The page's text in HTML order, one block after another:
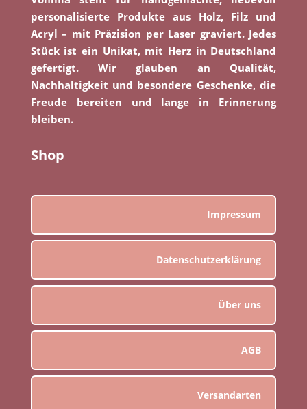
personalisierte Produkte aus Holz, Filz und
Acryl – mit Präzision per Laser graviert. Jedes
Stück ist ein Unikat, mit Herz in Deutschland
gefertigt. Wir glauben an Qualität,
Nachhaltigkeit und besondere Geschenke, die
Freude bereiten und lange in Erinnerung
bleiben.
Shop
Impressum
Datenschutzerklärung
Über uns
AGB
Versandarten